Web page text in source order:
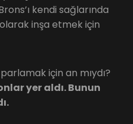
kendi sağlarında
inşa etmek için
için an mıydı?
yer aldı. Bunun